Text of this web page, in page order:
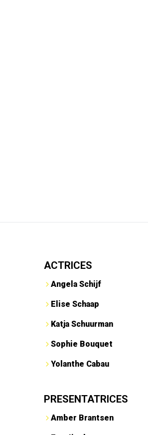
ACTRICES
Angela Schijf
Elise Schaap
Katja Schuurman
Sophie Bouquet
Yolanthe Cabau
PRESENTATRICES
Amber Brantsen